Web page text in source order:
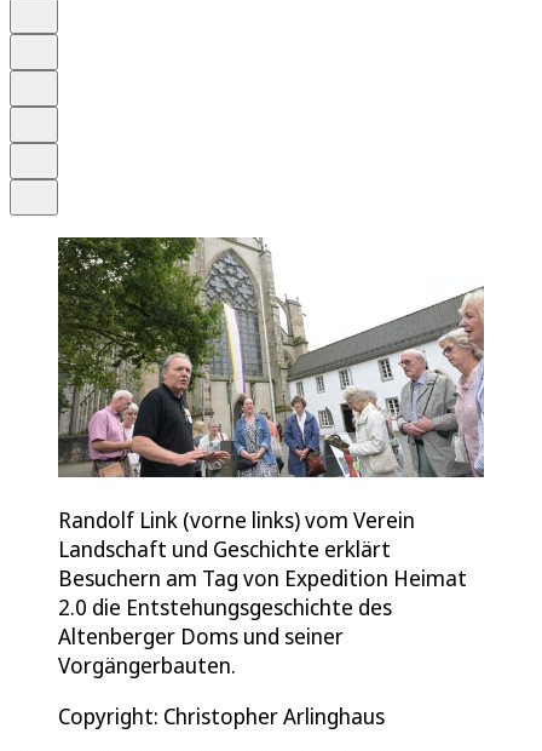
Randolf Link (vorne links) vom Verein
Landschaft und Geschichte erklärt
Besuchern am Tag von Expedition Heimat
2.0 die Entstehungsgeschichte des
Altenberger Doms und seiner
Vorgängerbauten.
Copyright: Christopher Arlinghaus